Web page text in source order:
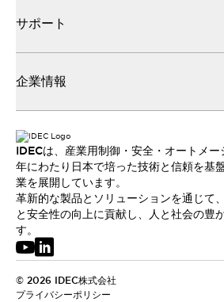
サポート
企業情報
IDECは、産業用制御・安全・オートメ
年にわたり日本で培った技術と信頼を基
業を展開しています。
革新的な製品とソリューションを通じて
と安全性の向上に貢献し、人と社会の豊
す。
© 2026 IDEC株式会社
プライバシーポリシー